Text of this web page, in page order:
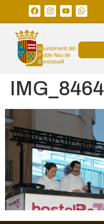
IMG_8464